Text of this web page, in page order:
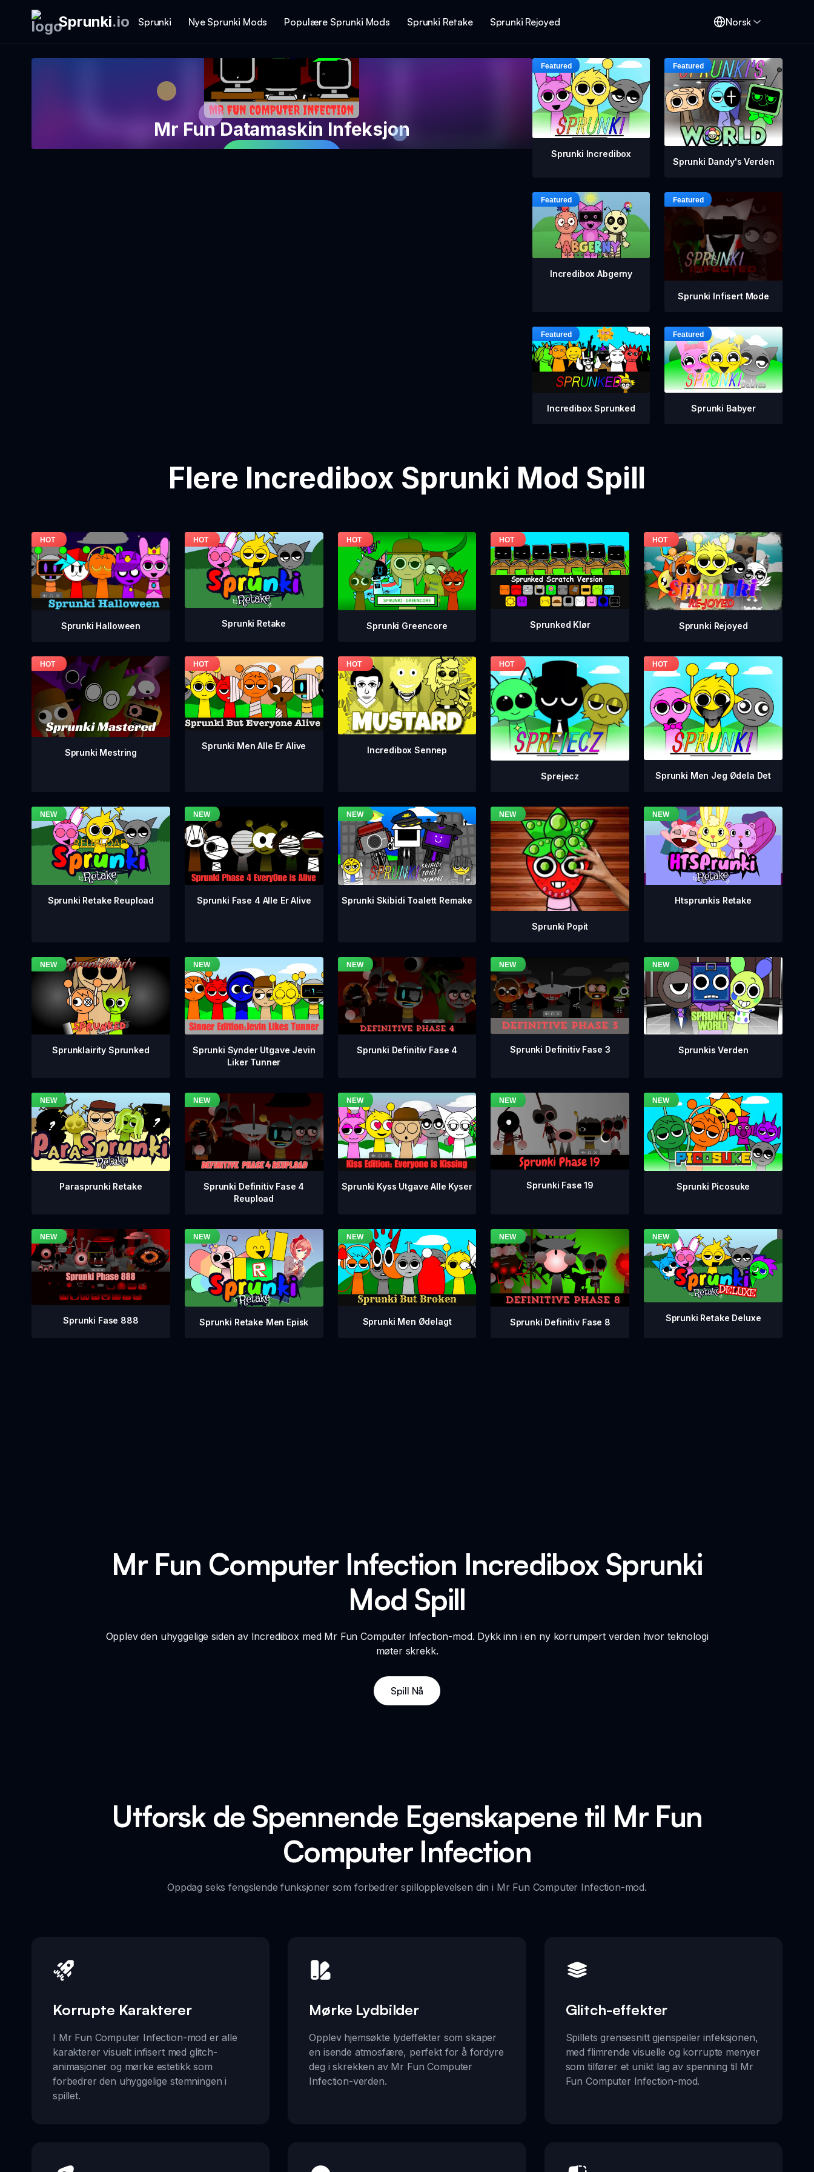
Sprunki.io Sprunki Nye Sprunki Mods Populære Sprunki Mods Sprunki Retake Sprunki Rejoyed Norsk
Mr Fun Datamaskin Infeksjon
Sprunki Incredibox
Sprunki Dandy's Verden
Incredibox Abgerny
Sprunki Infisert Mode
Incredibox Sprunked Sprunki Babyer
Flere Incredibox Sprunki Mod Spill
Sprunki Halloween Sprunki Retake Sprunki Greencore Sprunked Klør Sprunki Rejoyed
Sprunki Mestring
Sprunki Men Alle Er Alive Incredibox Sennep
Sprejecz Sprunki Men Jeg Ødela Det
Sprunki Retake Reupload Sprunki Fase 4 Alle Er Alive Sprunki Skibidi Toalett Remake
Sprunki Popit
Htsprunkis Retake
Sprunklairity Sprunked
Sprunki Synder Utgave Jevin
Liker Tunner
Sprunki Definitiv Fase 4 Sprunki Definitiv Fase 3 Sprunkis Verden
Parasprunki Retake
Sprunki Definitiv Fase 4
Reupload
Sprunki Kyss Utgave Alle Kyser Sprunki Fase 19 Sprunki Picosuke
Sprunki Fase 888 Sprunki Retake Men Episk Sprunki Men Ødelagt Sprunki Definitiv Fase 8 Sprunki Retake Deluxe
Mr Fun Computer Infection Incredibox Sprunki
Mod Spill
Opplev den uhyggelige siden av Incredibox med Mr Fun Computer Infection-mod. Dykk inn i en ny korrumpert verden hvor teknologi
møter skrekk.
Spill Nå
Utforsk de Spennende Egenskapene til Mr Fun
Computer Infection
Oppdag seks fengslende funksjoner som forbedrer spillopplevelsen din i Mr Fun Computer Infection-mod.
Korrupte Karakterer
I Mr Fun Computer Infection-mod er alle
karakterer visuelt infisert med glitch-
animasjoner og mørke estetikk som
forbedrer den uhyggelige stemningen i
spillet.
Mørke Lydbilder
Opplev hjemsøkte lydeffekter som skaper
en isende atmosfære, perfekt for å fordyre
deg i skrekken av Mr Fun Computer
Infection-verden.
Glitch-effekter
Spillets grensesnitt gjenspeiler infeksjonen,
med flimrende visuelle og korrupte menyer
som tilfører et unikt lag av spenning til Mr
Fun Computer Infection-mod.